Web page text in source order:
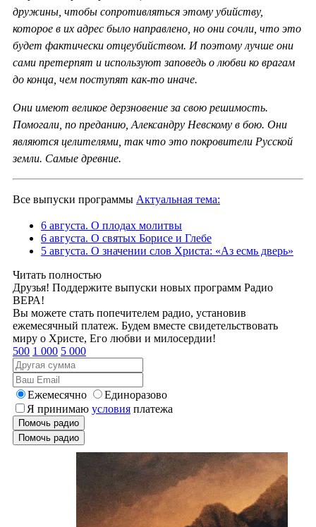
дружины, чтобы сопротивляться этому убийству,
которое в их адрес было направлено, но они сочли, что это
будет фактически отцеубийством. И поэтому лучше они
сами претерпят и используют заповедь о любви ко врагам
до конца, чем поступят как-то иначе.
Они имеют великое дерзновение за свою решимость.
Помогали, по преданию, Александру Невскому в бою. Они
являются целителями, так что это покровители Русской
земли. Самые древние.
Все выпуски программы Актуальная тема:
6 августа. О плодах молитвы
6 августа. О святых Борисе и Глебе
5 августа. О значении слов Христа: «Аз есмь дверь»
Читать полностью
Друзья! Поддержите выпуски новых программ Радио
ВЕРА!
Вы можете стать попечителем радио, установив
ежемесячный платеж. Будем вместе свидетельствовать
миру о Христе, Его любви и милосердии!
500 1 000 5 000
Ежемесячно
Единоразово
Я принимаю условия платежа
Помочь радио
Помочь радио